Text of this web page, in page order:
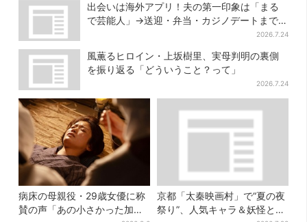
出会いは海外アプリ！夫の第一印象は「まる
で芸能人」→送迎・弁当・カジノデートまで…
2026.7.24
風薫るヒロイン・上坂樹里、実母判明の裏側
を振り返る「どういうこと？って」
2026.7.24
病床の母親役・29歳女優に称
賛の声「あの小さかった加恋
京都「太秦映画村」で“夏の夜
祭り”、人気キャラ＆妖怪と盆